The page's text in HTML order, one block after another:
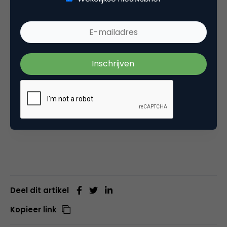
Wat is er nog meer mogelijk?
In deze blogreeks nemen we je mee in de
wereld van de cookieless era.
naar al onze eerdere blogs
op Marketingfacts.
Deel dit artikel
Kopieer link